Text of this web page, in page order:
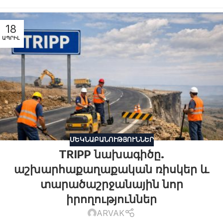
18
ԱՊՐԻԼ
ՄԵԿՆԱԲԱՆՈՒԹՅՈՒՆՆԵՐ
TRIPP նախագիծը.
աշխարհաքաղաքական ռիսկեր և
տարածաշրջանային նոր
իրողություններ
ARVAK